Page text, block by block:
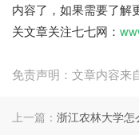
内容了，如果需要了解
关文章关注七七网：
免责声明：文章内容来
上一篇： 浙江农林大学怎